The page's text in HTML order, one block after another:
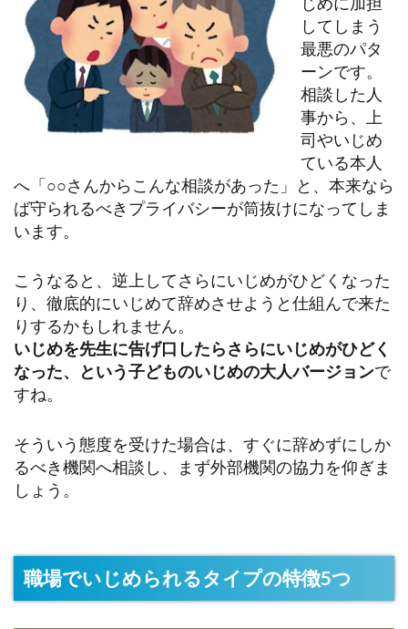
してしまう
最悪のパタ
ーンです。
相談した人
事から、上
司やいじめ
ている本人
へ「○○さんからこんな相談があった」と、本来なら
ば守られるべきプライバシーが筒抜けになってしま
います。
こうなると、逆上してさらにいじめがひどくなった
り、徹底的にいじめて辞めさせようと仕組んで来た
りするかもしれません。
いじめを先生に告げ口したらさらにいじめがひどく
なった、という子どものいじめの大人バージョンで
すね。
そういう態度を受けた場合は、すぐに辞めずにしか
るべき機関へ相談し、まず外部機関の協力を仰ぎま
しょう。
職場でいじめられるタイプの特徴5つ